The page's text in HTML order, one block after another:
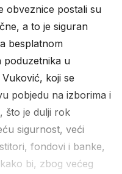
obveznice postali su
a to je siguran
besplatnom
poduzetnika u
koji se
pobjedu na izborima i
što je dulji rok
sigurnost, veći
fondovi i banke,
bi, zbog većeg